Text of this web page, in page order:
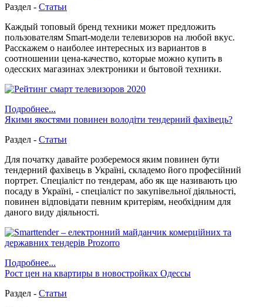
Раздел - Статьи
Каждый топовый бренд техники может предложить
пользователям Smart-модели телевизоров на любой вкус.
Расскажем о наиболее интересных из вариантов в
соотношении цена-качество, которые можно купить в
одесских магазинах электроники и бытовой техники.
Подробнее...
Якими якостями повинен володіти тендерний фахівець?
Раздел - Статьи
Для початку давайте розберемося яким повинен бути
тендерний фахівець в Україні, складемо його професійний
портрет. Спеціаліст по тендерам, або як ще називають цю
посаду в Україні, - спеціаліст по закупівельної діяльності,
повинен відповідати певним критеріям, необхідним для
даного виду діяльності.
Подробнее...
Рост цен на квартиры в новостройках Одессы
Раздел - Статьи